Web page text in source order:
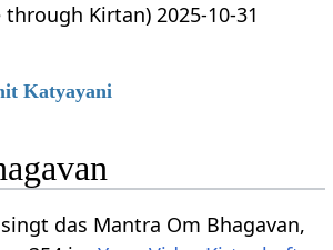
through Kirtan) 2025-10-31
Katyayani
das Mantra Om Bhagavan,